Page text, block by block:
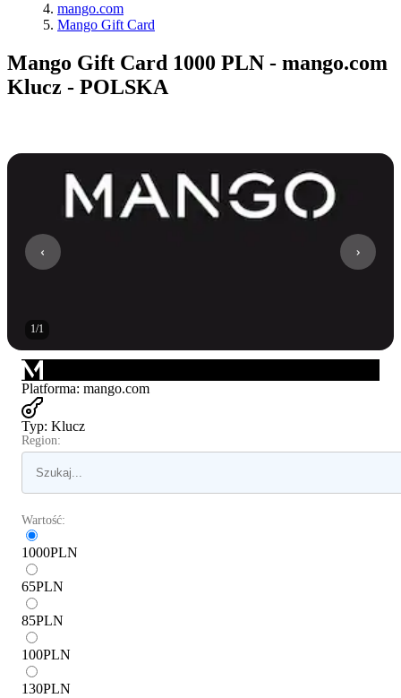
mango.com
Mango Gift Card
Mango Gift Card 1000 PLN - mango.com
Klucz - POLSKA
1/1
Platforma: mango.com
Typ: Klucz
Region:
Wartość:
1000PLN
65PLN
85PLN
100PLN
130PLN